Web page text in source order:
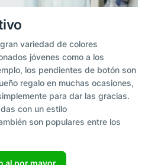
variedad de colores
jóvenes como a los
los pendientes de botón son
regalo en muchas ocasiones,
para dar las gracias.
con un estilo
son populares entre los
al por mayor